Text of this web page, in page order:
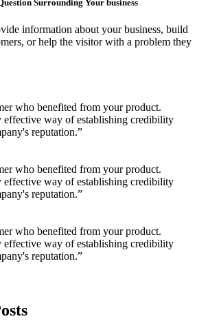
Surrounding Your business
information about your business, build
or help the visitor with a problem they
who benefited from your product.
effective way of establishing credibility
reputation.”
who benefited from your product.
effective way of establishing credibility
reputation.”
who benefited from your product.
effective way of establishing credibility
reputation.”